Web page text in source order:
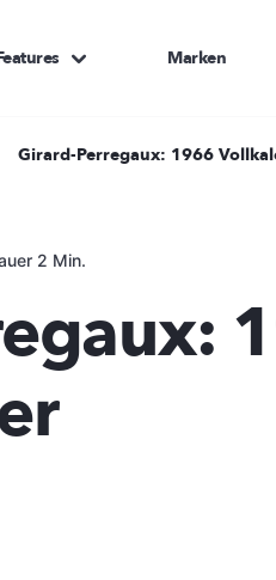
Marken
Girard-Perregaux: 1966
2 Min.